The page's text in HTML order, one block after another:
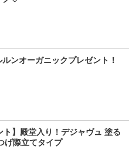
ルンオーガニックプレゼント！
ト】殿堂入り！デジャヴュ 塗る
げ際立てタイプ